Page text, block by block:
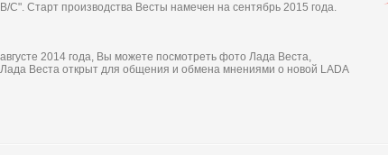
Старт производства Весты намечен на сентябрь 2015 года.
2014 года, Вы можете посмотреть фото Лада Веста,
Лада Веста открыт для общения и обмена мнениями о новой LADA